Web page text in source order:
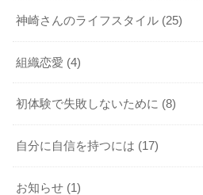
神崎さんのライフスタイル (25)
組織恋愛 (4)
初体験で失敗しないために (8)
自分に自信を持つには (17)
お知らせ (1)